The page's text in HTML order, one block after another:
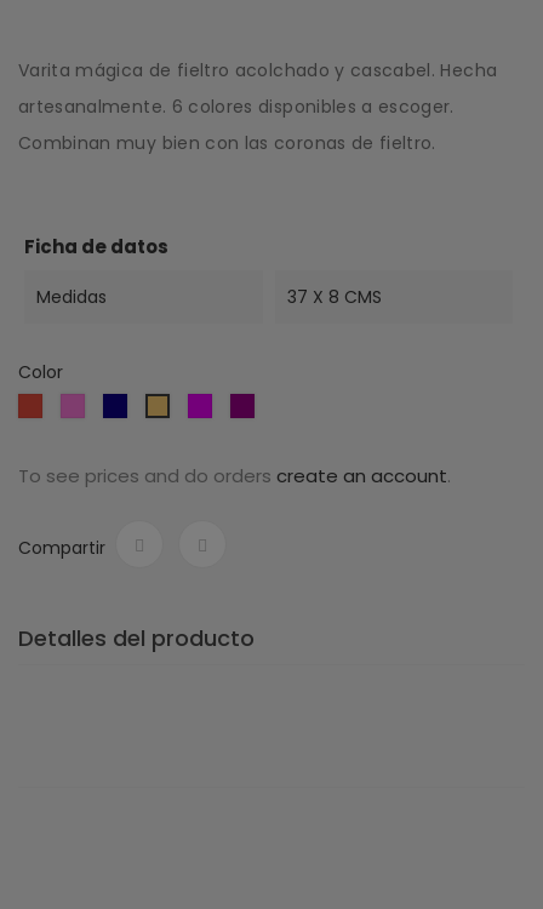
Varita mágica de fieltro acolchado y cascabel. Hecha
artesanalmente. 6 colores disponibles a escoger.
Combinan muy bien con las coronas de fieltro.
Ficha de datos
Medidas 37 X 8 CMS
Color
To see prices and do orders create an account.
Compartir
Detalles del producto